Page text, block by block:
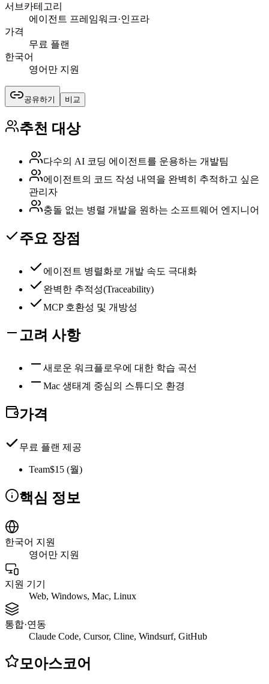
서브카테고리
에이전트 프레임워크·인프라
가격
무료 플랜
한국어
영어만 지원
공유하기 비교
추천 대상
다수의 AI 코딩 에이전트를 운용하는 개발팀
에이전트의 코드 작성 내역을 완벽히 추적하고 싶은
관리자
충돌 없는 병렬 개발을 원하는 소프트웨어 엔지니어
주요 장점
에이전트 병렬화로 개발 속도 극대화
완벽한 추적성(Traceability)
MCP 호환성 및 개방성
고려 사항
새로운 워크플로우에 대한 학습 곡선
Mac 생태계 중심의 스튜디오 환경
가격
무료 플랜 제공
Team$15 (월)
핵심 정보
한국어 지원
영어만 지원
지원 기기
Web, Windows, Mac, Linux
통합·연동
Claude Code, Cursor, Cline, Windsurf, GitHub
모아스코어